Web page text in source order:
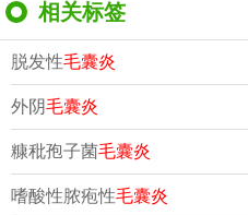
相关标签
脱发性毛囊炎
外阴毛囊炎
糠秕孢子菌毛囊炎
嗜酸性脓疱性毛囊炎